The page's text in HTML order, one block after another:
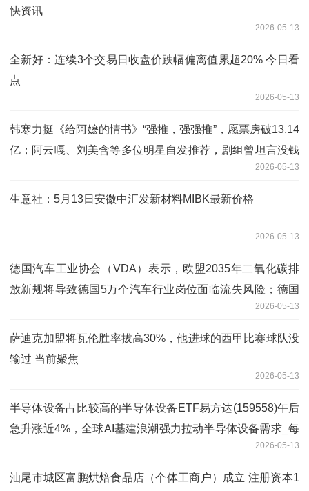
快资讯
2026-05-13
全新好：连续3个交易日收盘价跌幅偏离值累超20% 今日看
点
2026-05-13
韩寒力挺《给阿嬷的情书》“强推，强强推”，愿票房破13.14
亿；阿云嘎、刘美含等多位明星自发推荐，剧组曾坦言没钱
2026-05-13
生意社：5月13日安徽中汇发新材料MIBK最新价格
2026-05-13
德国汽车工业协会（VDA）表示，欧盟2035年二氧化碳排
放新规将导致德国5万个汽车行业岗位面临流失风险；德国
2026-05-13
萨迪克加盟将瓦伦胜率拔高30%，他进球的西甲比赛球队没
输过 当前聚焦
2026-05-13
半导体设备占比较高的半导体设备ETF易方达(159558)午后
急升涨近4%，全球AI基建浪潮强力拉动半导体设备需求_每
2026-05-13
汕尾市城区富鹏烘焙食品店（个体工商户）成立 注册资本1